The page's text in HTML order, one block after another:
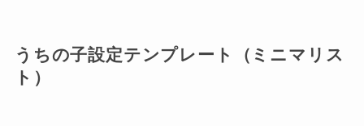
うちの子設定テンプレート（ミニマリス
ト）